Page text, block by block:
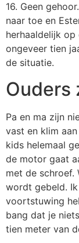
16. Geen
naar toe en
herhaaldelijk
ongeveer tien
de situatie.
Ouders
Pa en ma zijn
vast en klim
kids helemaal
de motor gaat
met de schroef.
wordt gebeld.
voortstuwing
bang dat je
tien meter van